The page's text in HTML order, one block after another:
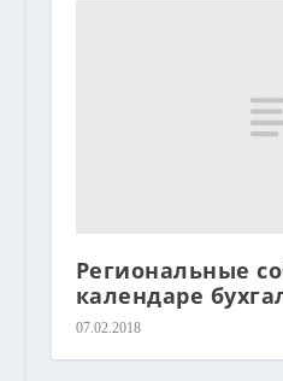
Региональные
календаре
07.02.2018